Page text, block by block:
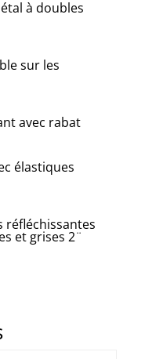
à doubles
sur les
avec rabat
élastiques
réfléchissantes
et grises 2¨